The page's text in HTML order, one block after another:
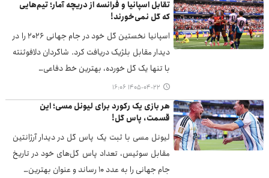
تقابل اسپانیا و فرانسه از دریچه آمار؛ تیم‌هایی
که گل نمی‌خورند!
اسپانیا نخستین گل خود در جام جهانی ۲۰۲۶ را در
دیدار مقابل بلژیک دریافت کرد. شاگردان دلافوئنته
با تنها یک گل خورده، بهترین خط دفاعی…
۱۴۰۵-۰۴-۲۲ ۱۶:۰۶
هر بازی یک رکورد برای لیونل مسی؛ این
قسمت، پاس گل!
لیونل مسی با ثبت یک پاس گل در دیدار آرژانتین
مقابل سوئیس، تعداد پاس گل‌های خود در تاریخ
جام جهانی را به عدد ۱۰ رساند و عنوان بهترین…